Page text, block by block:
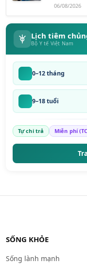
06/08/2026
Lịch tiêm
Bộ Y tế Việt Nam
0–12 tháng
9–18 tuổi
Tự chi trả Miễn phí
SỐNG KHỎE
Sống lành mạnh